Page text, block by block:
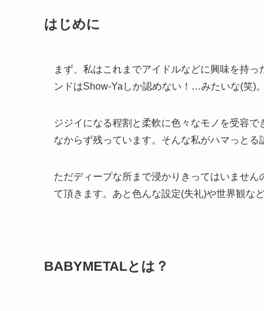
はじめに
まず、私はこれまでアイドルなどに興味を持
ンドはShow-Yaしか認めない！…みたいな(笑)。
ジジイになる程割と柔軟に色々なモノを受容
なからず残っています。そんな私がハマっとる
ただディープな所まで浸かりきってはいませ
て頂きます。あと色んな設定(失礼)や世界観な
BABYMETALとは？